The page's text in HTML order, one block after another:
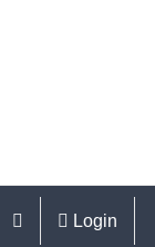
Login